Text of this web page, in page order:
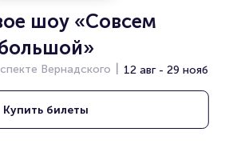
шоу «Совсем
Вернадского 12 авг - 29 нояб
Купить билеты